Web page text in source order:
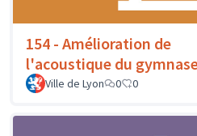
154 - Amélioration de
l'acoustique du
Ville de Lyon
0 0